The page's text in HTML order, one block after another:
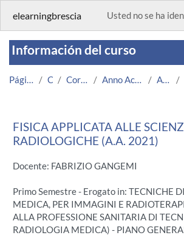
elearningbrescia Usted no se ha
Información del curso
Página Principal Cursos Corsi Istituzionali Anno Accademico 2021/2022 Area Medica
FISICA APPLICATA ALLE
RADIOLOGICHE (A.A. 2021)
Docente: FABRIZIO GANGEMI
Primo Semestre - Erogato in: TECNICHE
MEDICA, PER IMMAGINI E
ALLA PROFESSIONE SANITARIA DI
RADIOLOGIA MEDICA) - PIANO